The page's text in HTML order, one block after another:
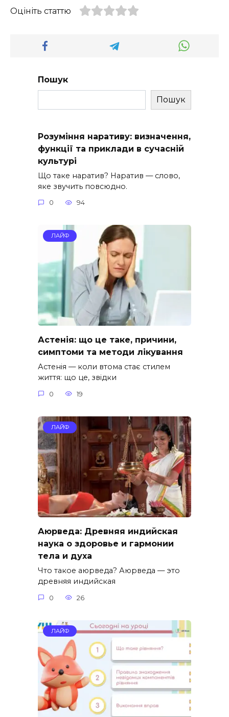
Оцініть статтю
Пошук
Пошук
Розуміння наративу: визначення,
функції та приклади в сучасній
культурі
Що таке наратив? Наратив — слово,
яке звучить повсюдно.
0 94
ЛАЙФ
Астенія: що це таке, причини,
симптоми та методи лікування
Астенія — коли втома стає стилем
життя: що це, звідки
0 19
ЛАЙФ
Аюрведа: Древняя индийская
наука о здоровье и гармонии
тела и духа
Что такое аюрведа? Аюрведа — это
древняя индийская
0 26
ЛАЙФ